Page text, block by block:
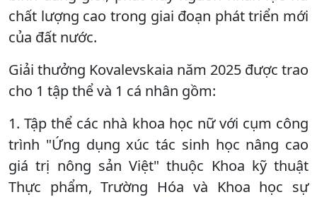
chất lượng cao trong giai đoạn phát triển mới
của đất nước.
Giải thưởng Kovalevskaia năm 2025 được trao
cho 1 tập thể và 1 cá nhân gồm:
1. Tập thể các nhà khoa học nữ với cụm công
trình "Ứng dụng xúc tác sinh học nâng cao
giá trị nông sản Việt" thuộc Khoa kỹ thuật
Thực phẩm, Trường Hóa và Khoa học sự